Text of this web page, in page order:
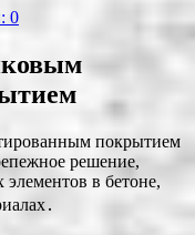
0
покрытием
решение,
в бетоне,